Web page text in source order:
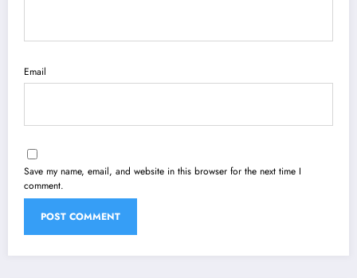
Email
Save my name, email, and website in this browser for the next time I
comment.